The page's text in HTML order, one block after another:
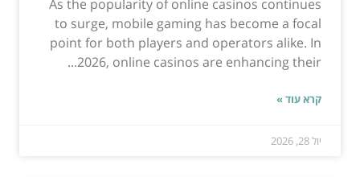
As the popularity of online casinos continues
to surge, mobile gaming has become a focal
point for both players and operators alike. In
2026, online casinos are enhancing their...
קרא עוד »
יול 28, 2026